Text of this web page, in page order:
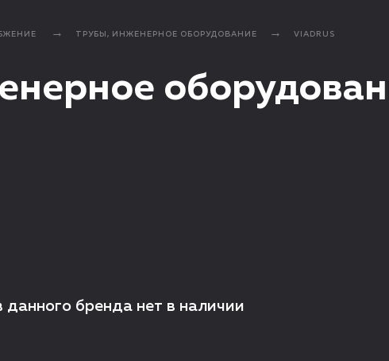
ТРУБЫ, ИНЖЕНЕРНОЕ ОБОРУДОВАНИЕ VIADRUS
бренда нет в наличии